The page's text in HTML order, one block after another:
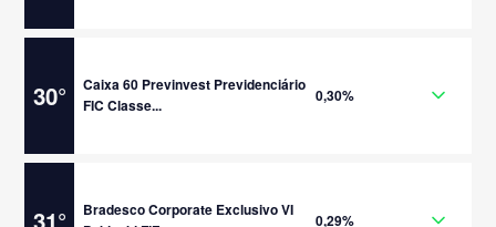
30°
Caixa 60 Previnvest Previdenciário
FIC Classe...
0,30%
31°
Bradesco Corporate Exclusivo VI
0,29%